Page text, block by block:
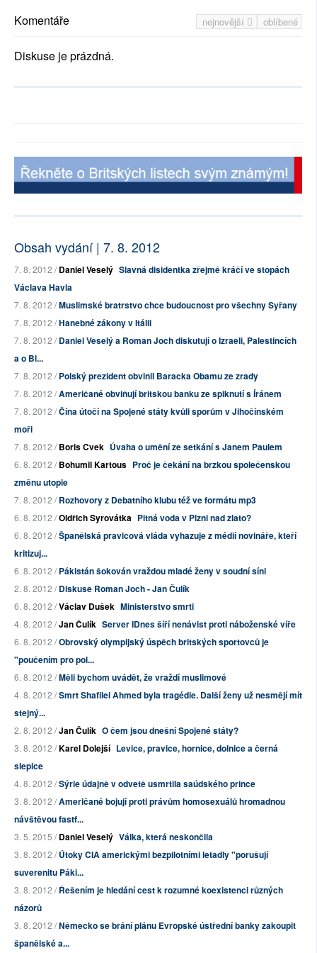
nejnovější oblíbené
Komentáře
Diskuse je prázdná.
Obsah vydání | 7. 8. 2012
7. 8. 2012 /Daniel Veselý Slavná disidentka zřejmě kráčí ve stopách
Václava Havla
7. 8. 2012 /Muslimské bratrstvo chce budoucnost pro všechny Syřany
7. 8. 2012 /Hanebné zákony v Itálii
7. 8. 2012 /Daniel Veselý a Roman Joch diskutují o Izraeli, Palestincích
a o Bl...
7. 8. 2012 /Polský prezident obvinil Baracka Obamu ze zrady
7. 8. 2012 /Američané obviňují britskou banku ze spiknutí s Íránem
7. 8. 2012 /Čína útočí na Spojené státy kvůli sporům v Jihočínském
moři
7. 8. 2012 /Boris Cvek Úvaha o umění ze setkání s Janem Paulem
6. 8. 2012 /Bohumil Kartous Proč je čekání na brzkou společenskou
změnu utopie
7. 8. 2012 /Rozhovory z Debatního klubu též ve formátu mp3
6. 8. 2012 /Oldřich Syrovátka Pitná voda v Plzni nad zlato?
6. 8. 2012 /Španělská pravicová vláda vyhazuje z médií novináře, kteří
kritizuj...
6. 8. 2012 /Pákistán šokován vraždou mladé ženy v soudní síni
2. 8. 2012 /Diskuse Roman Joch - Jan Čulík
6. 8. 2012 /Václav Dušek Ministerstvo smrti
4. 8. 2012 /Jan Čulík Server IDnes šíří nenávist proti náboženské víře
6. 8. 2012 /Obrovský olympijský úspěch britských sportovců je
"poučením pro pol...
6. 8. 2012 /Měli bychom uvádět, že vraždí muslimové
4. 8. 2012 /Smrt Shafilei Ahmed byla tragédie. Další ženy už nesmějí mít
stejný...
2. 8. 2012 /Jan Čulík O čem jsou dnešní Spojené státy?
3. 8. 2012 /Karel Dolejší Levice, pravice, hornice, dolnice a černá
slepice
4. 8. 2012 /Sýrie údajně v odvetě usmrtila saúdského prince
3. 8. 2012 /Američané bojují proti právům homosexuálů hromadnou
návštěvou fastf...
3. 5. 2015 /Daniel Veselý Válka, která neskončila
3. 8. 2012 /Útoky CIA americkými bezpilotními letadly "porušují
suverenitu Páki...
3. 8. 2012 /Řešením je hledání cest k rozumné koexistenci různých
názorů
3. 8. 2012 /Německo se brání plánu Evropské ústřední banky zakoupit
španělské a...